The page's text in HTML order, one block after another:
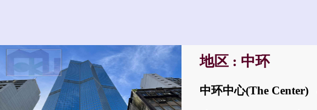
地区 : 中环
中环中心(The Center)